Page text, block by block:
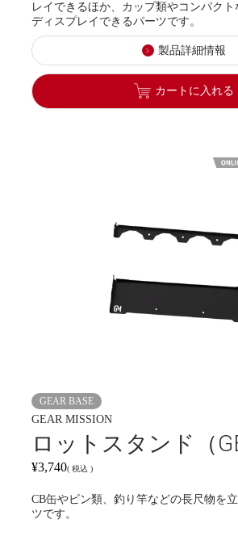
レイできるほか、カップ類やコンパクト
ディスプレイできるパーツです。
製品詳細情報
カートに入れる
GEAR BASE
GEAR MISSION
ロットスタンド（
¥3,740 税込
CB缶やビン類、釣り竿などの長尺物を
ツです。